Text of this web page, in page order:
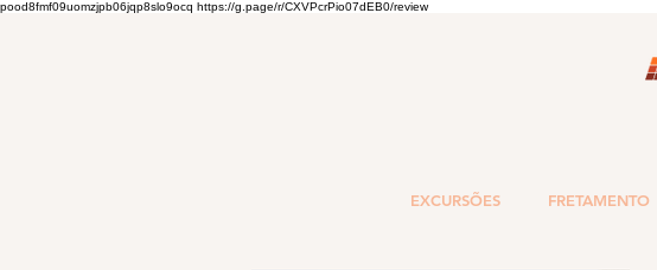
pood8fmf09uomzjpb06jqp8slo9ocq https://g.page/r/CXVPcrPio07dEB0/review
EXCURSÕES FRETAMENTO